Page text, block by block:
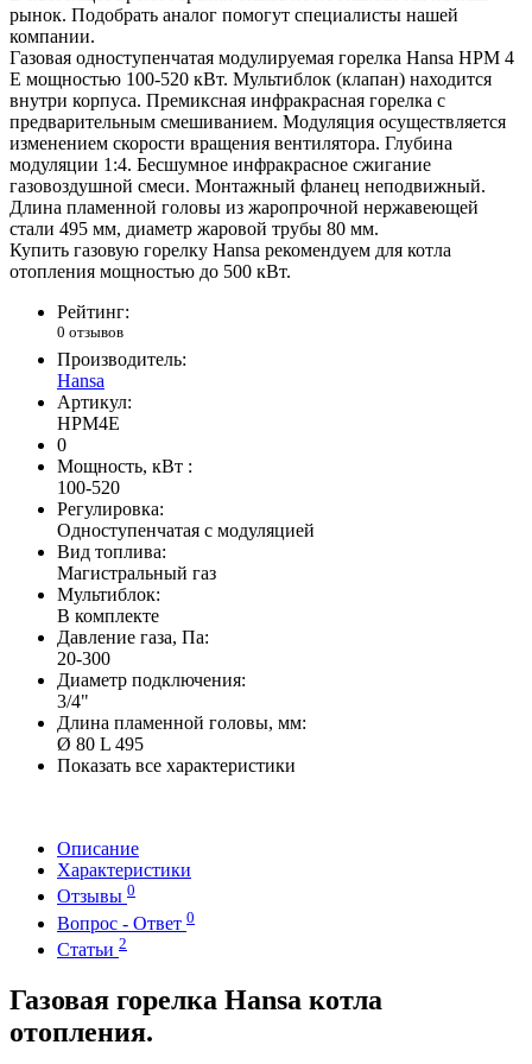
рынок. Подобрать аналог помогут специалисты нашей
компании.
Газовая одноступенчатая модулируемая горелка Hansa HPM 4
E мощностью 100-520 кВт. Мультиблок (клапан) находится
внутри корпуса. Премиксная инфракрасная горелка с
предварительным смешиванием. Модуляция осуществляется
изменением скорости вращения вентилятора. Глубина
модуляции 1:4. Бесшумное инфракрасное сжигание
газовоздушной смеси. Монтажный фланец неподвижный.
Длина пламенной головы из жаропрочной нержавеющей
стали 495 мм, диаметр жаровой трубы 80 мм.
Купить газовую горелку Hansa рекомендуем для котла
отопления мощностью до 500 кВт.
Рейтинг:
0 отзывов
Производитель:
Hansa
Артикул:
HPM4E
0
Мощность, кВт :
100-520
Регулировка:
Одноступенчатая с модуляцией
Вид топлива:
Магистральный газ
Мультиблок:
В комплекте
Давление газа, Па:
20-300
Диаметр подключения:
3/4"
Длина пламенной головы, мм:
Ø 80 L 495
Показать все характеристики
Описание
Характеристики
Отзывы 0
Вопрос - Ответ 0
Статьи 2
Газовая горелка Hansa котла
отопления.